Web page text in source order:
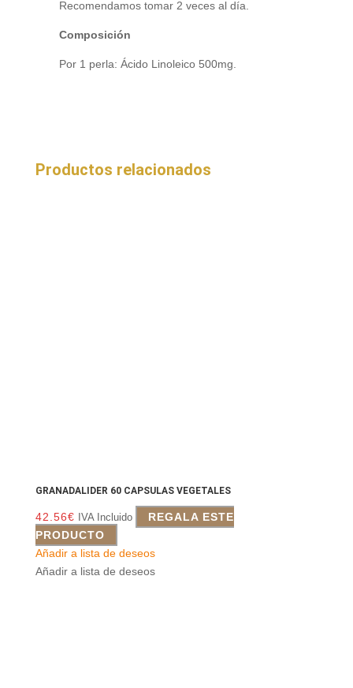
Recomendamos tomar 2 veces al día.
Composición
Por 1 perla: Ácido Linoleico 500mg.
Productos relacionados
GRANADALIDER 60 CAPSULAS VEGETALES
42.56€ IVA Incluido
REGALA ESTE
PRODUCTO
Añadir a lista de deseos
Añadir a lista de deseos